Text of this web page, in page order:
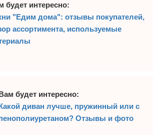
будет интересно:
"Едим дома": отзывы покупателей,
ассортимента, используемые
будет интересно:
диван лучше, пружинный или с
Отзывы и фото